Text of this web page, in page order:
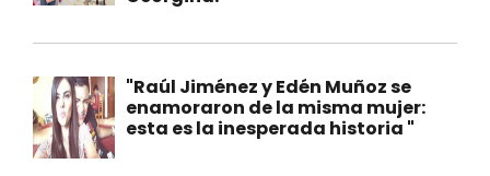
"Raúl Jiménez y Edén Muñoz se
enamoraron de la misma mujer:
esta es la inesperada historia "